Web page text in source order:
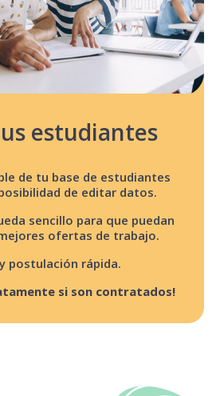
estudiantes
de tu base de estudiantes
de editar datos.
sencillo para que puedan
ofertas de trabajo.
postulación rápida.
si son contratados!